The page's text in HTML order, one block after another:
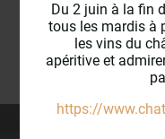
Du 2 juin à la fin
tous les mardis à
les vins du
apéritive et
https://